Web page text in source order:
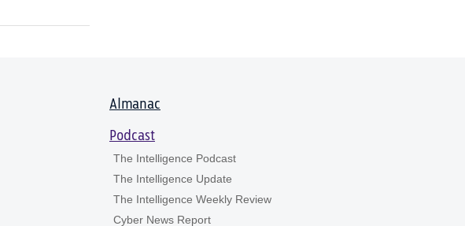
Almanac
Podcast
The Intelligence Podcast
The Intelligence Update
The Intelligence Weekly Review
Cyber News Report